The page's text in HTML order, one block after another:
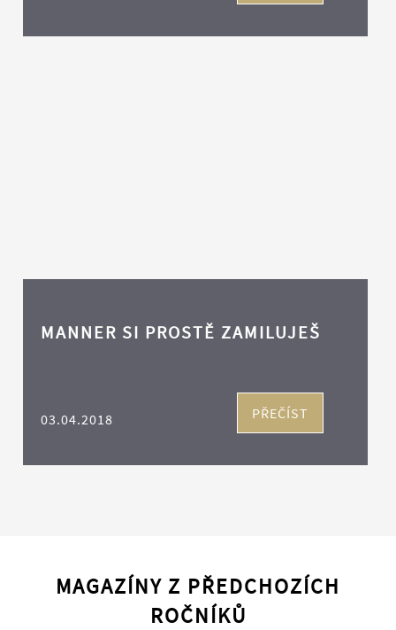
MANNER SI PROSTĚ ZAMILUJEŠ
03.04.2018 PŘEČÍST
MAGAZÍNY Z PŘEDCHOZÍCH
ROČNÍKŮ